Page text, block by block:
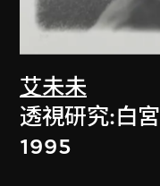
艾未未
透視研究:白宮
1995